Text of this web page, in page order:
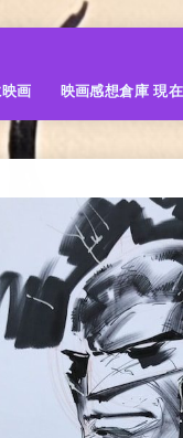
画 映画感想倉庫 現